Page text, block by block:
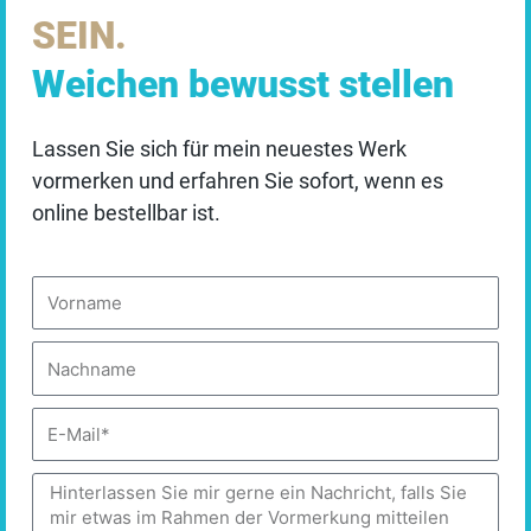
Kosten und Nutzen
Unsicherheit in diesem Themenfeld kostet Unternehmen
Energie und Geld – durch Fehlkommunikation, verzögerte
Entscheidungen oder verlorene Projekte. Wer diese
Dynamiken reflektiert, kann:
schneller handlungsfähig sein
Sie können diese jedoch nach Belieben aktivieren &
deaktivieren. Für weitere Informationen lesen Sie
unsereDATENSCHUTZBESTIMMUNGEN.
Essenziell
Personalisieren
DATENSCHUTZBEDINGUNGEN
SEIN.
Weichen bewusst stellen
Lassen Sie sich für mein neuestes Werk
vormerken und erfahren Sie sofort, wenn es
online bestellbar ist.
Mail
Nachricht